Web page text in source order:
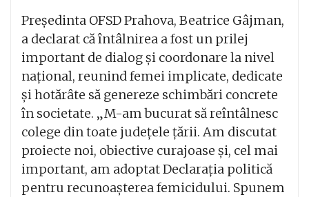
Președinta OFSD Prahova, Beatrice Gâjman,
a declarat că întâlnirea a fost un prilej
important de dialog și coordonare la nivel
național, reunind femei implicate, dedicate
și hotărâte să genereze schimbări concrete
în societate. „M-am bucurat să reîntâlnesc
colege din toate județele țării. Am discutat
proiecte noi, obiective curajoase și, cel mai
important, am adoptat Declarația politică
pentru recunoașterea femicidului. Spunem